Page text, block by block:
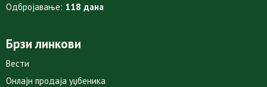
Одбројавање: 118 дана
Брзи линкови
Вести
Онлајн продаја уџбеника